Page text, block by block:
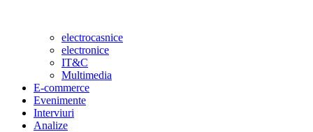
electrocasnice
electronice
IT&C
Multimedia
E-commerce
Evenimente
Interviuri
Analize